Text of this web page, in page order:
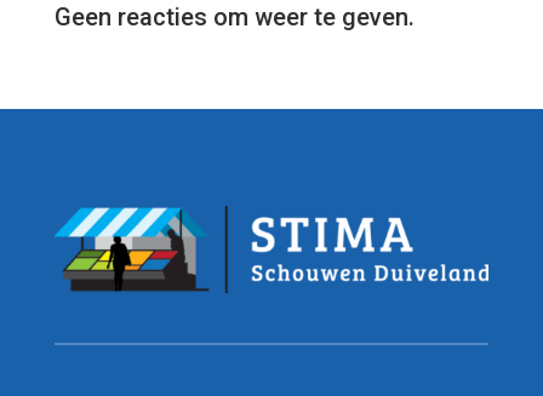
Geen reacties om weer te geven.